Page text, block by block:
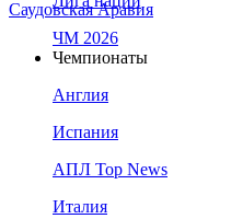
Саудовская Аравия
ЧМ 2026
Чемпионаты
Англия
Испания
АПЛ Top News
Италия